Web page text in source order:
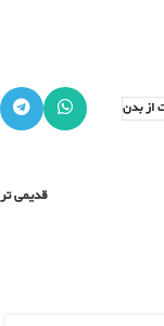
از بدن
قدیمی تر